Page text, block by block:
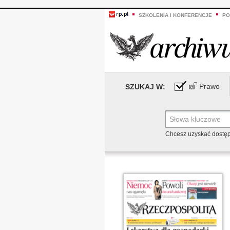
SZKOLENIA I KONFERENCJE
SZUKAJ W: Prawo
Chcesz uzyskać